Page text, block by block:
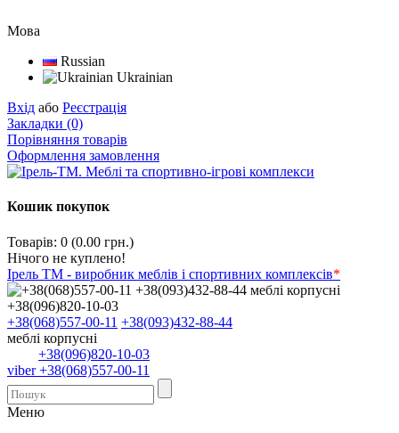
Мова
Russian
Ukrainian
Вхід або Реєстрація
Закладки (0)
Порівняння товарів
Оформлення замовлення
Кошик покупок
Товарів: 0 (0.00 грн.)
Нічого не куплено!
Ірель ТМ - виробник меблів і спортивних комплексів*
+38(068)557-00-11 +38(093)432-88-44
меблі корпусні
+38(096)820-10-03
viber +38(068)557-00-11
Меню